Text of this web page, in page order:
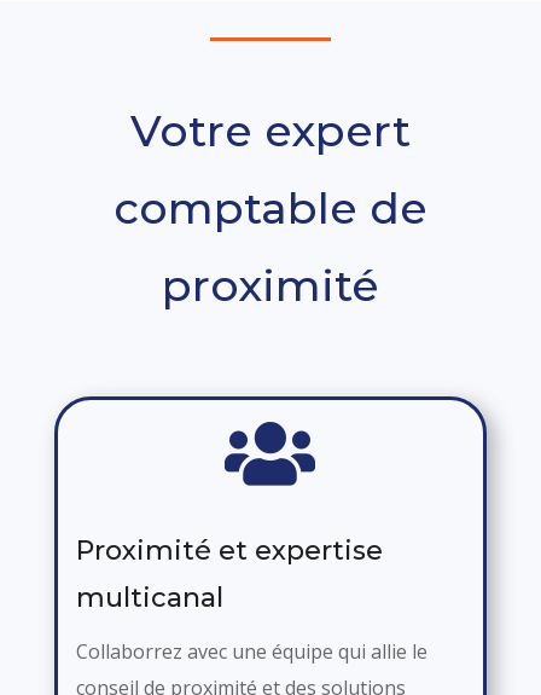
Votre expert
comptable de
proximité

Proximité et expertise
multicanal
Collaborrez avec une équipe qui allie le
conseil de proximité et des solutions